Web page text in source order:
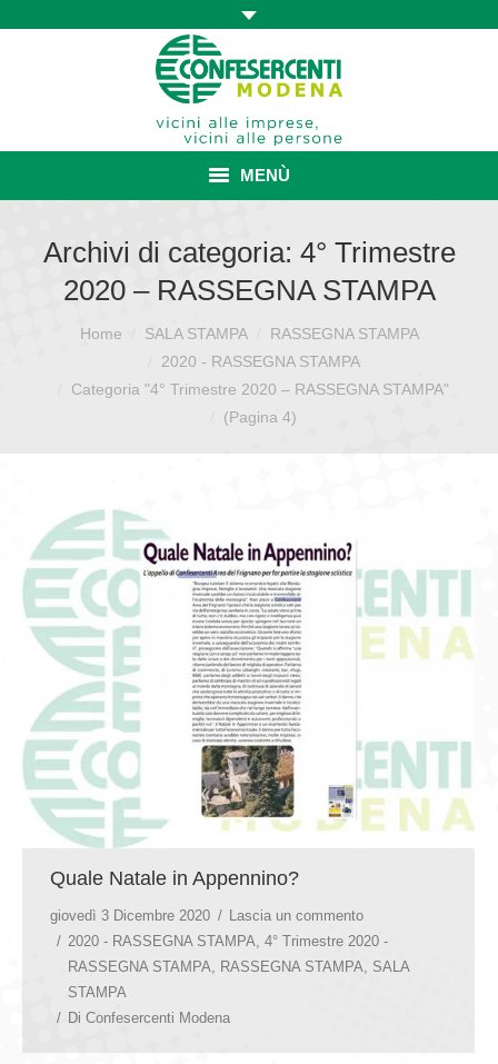
MENÙ
ASSOCIAZIONE
ISCRIZIONE E VANTAGGI
CONVENZIONI ISCRITTI
GIOVEDÌ GASTRONOMICI
COMUNICATI E NEWS
CONTATTI
Archivi di categoria: 4° Trimestre
2020 – RASSEGNA STAMPA
Sei qui:Home SALA STAMPA
RASSEGNA STAMPA
2020 - RASSEGNA STAMPA
Categoria "4° Trimestre 2020 – RASSEGNA STAMPA"
(Pagina 4)
Quale Natale in Appennino?
giovedì 3 Dicembre 2020
Lascia un commento
2020 - RASSEGNA STAMPA 4° Trimestre 2020 -
RASSEGNA STAMPA
RASSEGNA STAMPA
SALA
STAMPA
Di Confesercenti Modena